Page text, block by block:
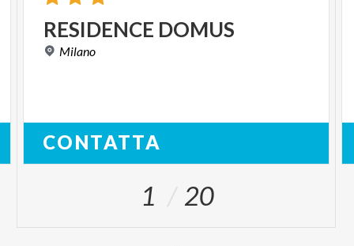
RESIDENCE DOMUS
Milano
CONTATTA
1 20